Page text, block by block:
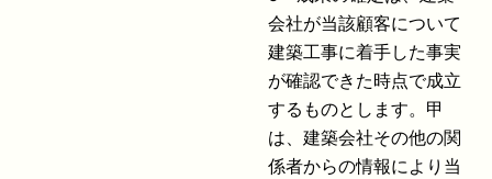
会社が当該顧客について
建築工事に着手した事実
が確認できた時点で成立
するものとします。甲
は、建築会社その他の関
係者からの情報により当